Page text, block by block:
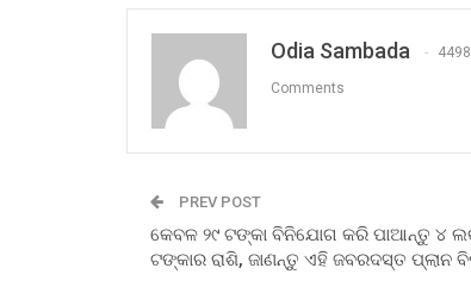
Odia Sambada
Comments
PREV POST
କେବଳ ୨୯ ଟଙ୍କା ବିନିଯୋଗ କରି ପାଆନ୍ତୁ ୪
ଟଙ୍କାର ରାଶି, ଜାଣନ୍ତୁ ଏହି ଜବରଦସ୍ତ ପ୍ଲାନ